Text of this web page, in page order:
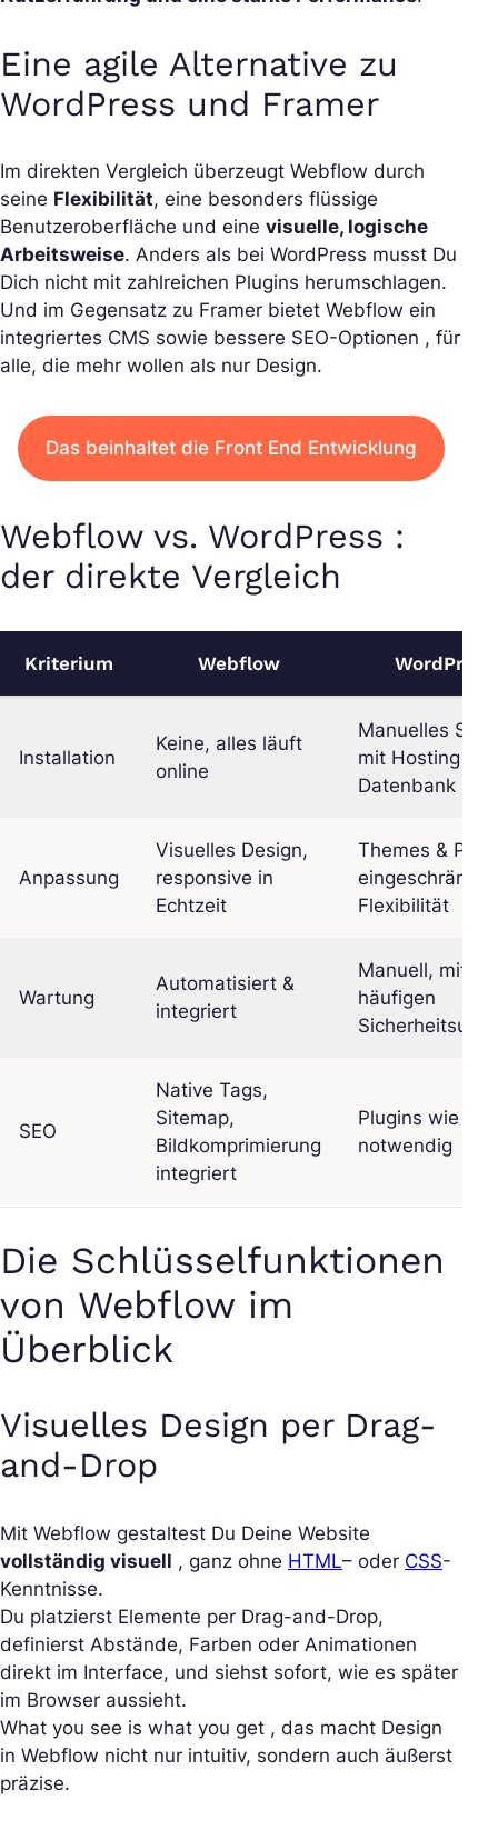
Eine agile Alternative zu
WordPress und Framer
Im direkten Vergleich überzeugt Webflow durch
seine Flexibilität, eine besonders flüssige
Benutzeroberfläche und eine visuelle, logische
Arbeitsweise. Anders als bei WordPress musst Du
Dich nicht mit zahlreichen Plugins herumschlagen.
Und im Gegensatz zu Framer bietet Webflow ein
integriertes CMS sowie bessere SEO-Optionen , für
alle, die mehr wollen als nur Design.
Das beinhaltet die Front End Entwicklung
Webflow vs. WordPress :
der direkte Vergleich
Kriterium Webflow WordPress
Installation
Keine, alles läuft
online
Manuelles
mit Hosting &
Datenbank
Anpassung
Visuelles Design,
responsive in
Echtzeit
Themes &
eingeschränkte
Flexibilität
Wartung
Automatisiert &
integriert
Manuell, mit
häufigen
SEO
Native Tags,
Sitemap,
Bildkomprimierung
integriert
Plugins wie
notwendig
Die Schlüsselfunktionen
von Webflow im
Überblick
Visuelles Design per Drag-
and-Drop
Mit Webflow gestaltest Du Deine Website
vollständig visuell , ganz ohne HTML– oder CSS-
Kenntnisse.
Du platzierst Elemente per Drag-and-Drop,
definierst Abstände, Farben oder Animationen
direkt im Interface, und siehst sofort, wie es später
im Browser aussieht.
What you see is what you get , das macht Design
in Webflow nicht nur intuitiv, sondern auch äußerst
präzise.